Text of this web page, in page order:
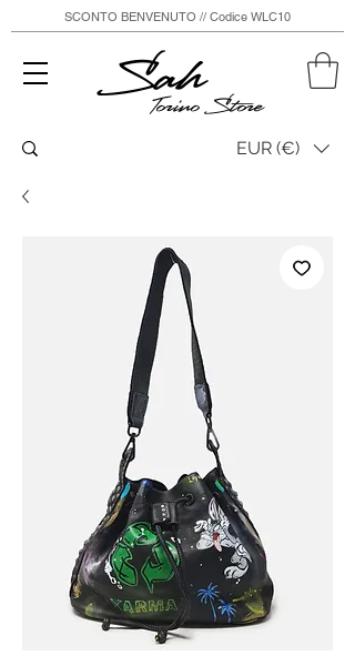
Sah
Torino Store
SCONTO BENVENUTO // Codice WLC10
EUR (€)